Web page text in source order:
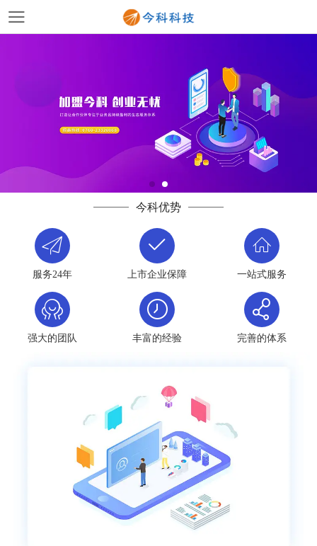
今科优势
服务24年 上市企业保障 一站式服务
强大的团队 丰富的经验 完善的体系